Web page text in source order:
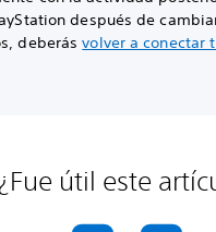
después de
deberásvolver a conectar
¿Fue útil este